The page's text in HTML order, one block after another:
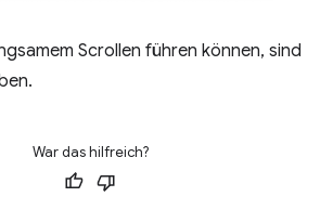
Scrollen führen können, sind
War das hilfreich?